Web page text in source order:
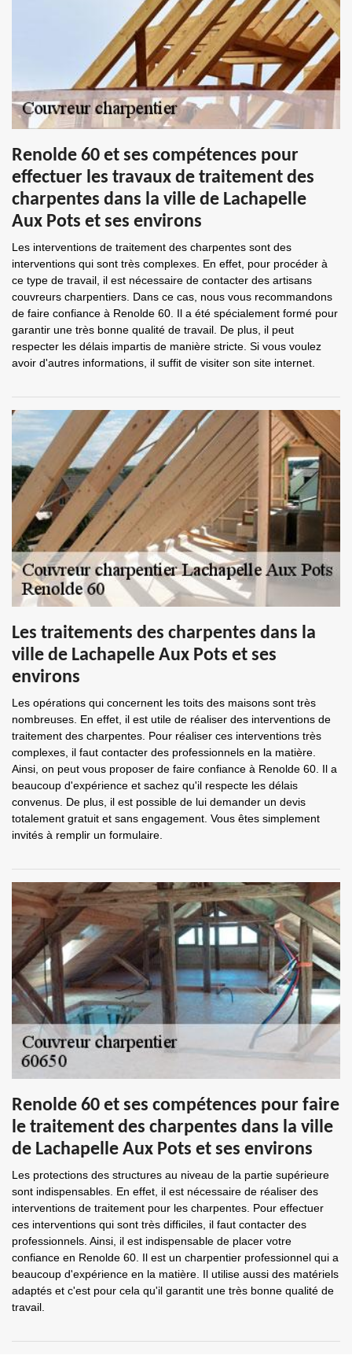
Renolde 60 et ses compétences pour
effectuer les travaux de traitement des
charpentes dans la ville de Lachapelle
Aux Pots et ses environs
Les interventions de traitement des charpentes sont des
interventions qui sont très complexes. En effet, pour procéder à
ce type de travail, il est nécessaire de contacter des artisans
couvreurs charpentiers. Dans ce cas, nous vous recommandons
de faire confiance à Renolde 60. Il a été spécialement formé pour
garantir une très bonne qualité de travail. De plus, il peut
respecter les délais impartis de manière stricte. Si vous voulez
avoir d'autres informations, il suffit de visiter son site internet.
Les traitements des charpentes dans la
ville de Lachapelle Aux Pots et ses
environs
Les opérations qui concernent les toits des maisons sont très
nombreuses. En effet, il est utile de réaliser des interventions de
traitement des charpentes. Pour réaliser ces interventions très
complexes, il faut contacter des professionnels en la matière.
Ainsi, on peut vous proposer de faire confiance à Renolde 60. Il a
beaucoup d'expérience et sachez qu'il respecte les délais
convenus. De plus, il est possible de lui demander un devis
totalement gratuit et sans engagement. Vous êtes simplement
invités à remplir un formulaire.
Renolde 60 et ses compétences pour faire
le traitement des charpentes dans la ville
de Lachapelle Aux Pots et ses environs
Les protections des structures au niveau de la partie supérieure
sont indispensables. En effet, il est nécessaire de réaliser des
interventions de traitement pour les charpentes. Pour effectuer
ces interventions qui sont très difficiles, il faut contacter des
professionnels. Ainsi, il est indispensable de placer votre
confiance en Renolde 60. Il est un charpentier professionnel qui a
beaucoup d'expérience en la matière. Il utilise aussi des matériels
adaptés et c'est pour cela qu'il garantit une très bonne qualité de
travail.